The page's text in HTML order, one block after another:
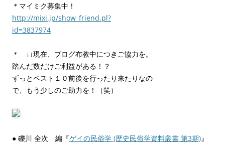
＊マイミク募集中！
http://mixi.jp/show_friend.pl?
id=3837974
＊ ↓↓現在、ブログ布教中につきご協力を。
踏んだ数だけご利益がある！？
ずっとベスト１０前後を行ったり来たりなの
で、もう少しのご助力を！（笑）
● 礫川 全次 編『ゲイの民俗学 (歴史民俗学資料叢書 第3期)』